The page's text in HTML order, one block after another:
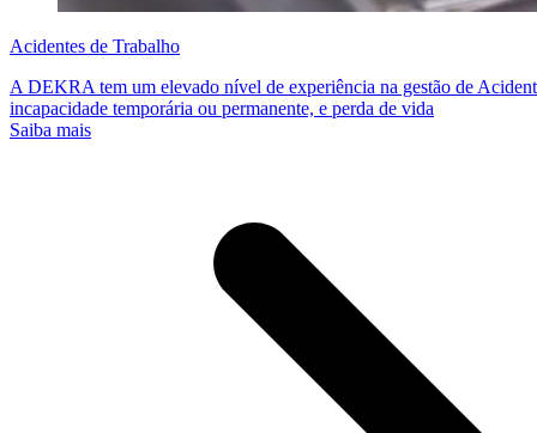
Acidentes de Trabalho
A DEKRA tem um elevado nível de experiência na gestão de
incapacidade temporária ou permanente, e perda de vida
Saiba mais